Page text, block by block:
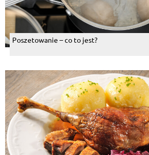
Poszetowanie – co to jest?